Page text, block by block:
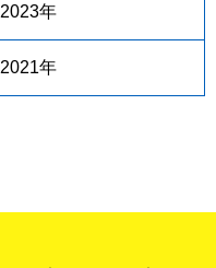
2023年
2021年